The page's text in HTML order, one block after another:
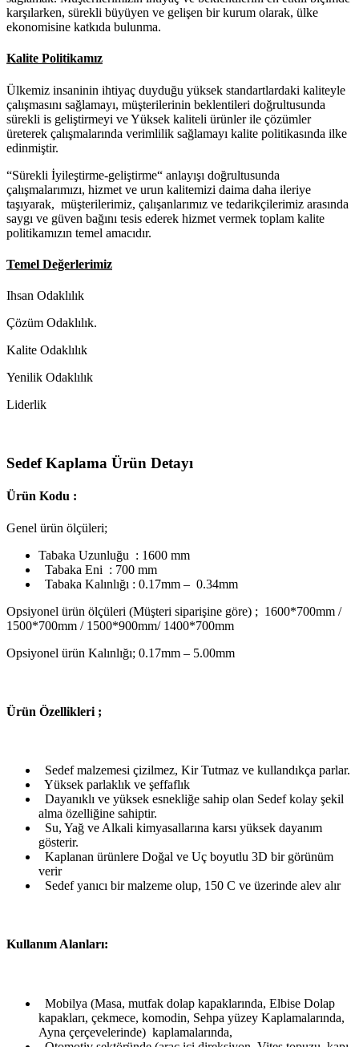
karşılarken, sürekli büyüyen ve gelişen bir kurum olarak, ülke
ekonomisine katkıda bulunma.
Kalite Politikamız
Ülkemiz insaninin ihtiyaç duyduğu yüksek standartlardaki kaliteyle
çalışmasını sağlamayı, müşterilerinin beklentileri doğrultusunda
sürekli is geliştirmeyi ve Yüksek kaliteli ürünler ile çözümler
üreterek çalışmalarında verimlilik sağlamayı kalite politikasında ilke
edinmiştir.
“Sürekli İyileştirme-geliştirme“ anlayışı doğrultusunda
çalışmalarımızı, hizmet ve urun kalitemizi daima daha ileriye
taşıyarak, müşterilerimiz, çalışanlarımız ve tedarikçilerimiz arasında
saygı ve güven bağını tesis ederek hizmet vermek toplam kalite
politikamızın temel amacıdır.
Temel Değerlerimiz
Ihsan Odaklılık
Çözüm Odaklılık.
Kalite Odaklılık
Yenilik Odaklılık
Liderlik
Sedef Kaplama Ürün Detayı
Ürün Kodu :
Genel ürün ölçüleri;
Tabaka Uzunluğu : 1600 mm
Tabaka Eni : 700 mm
Tabaka Kalınlığı : 0.17mm – 0.34mm
Opsiyonel ürün ölçüleri (Müşteri siparişine göre) ; 1600*700mm /
1500*700mm / 1500*900mm/ 1400*700mm
Opsiyonel ürün Kalınlığı; 0.17mm – 5.00mm
Ürün Özellikleri ;
Sedef malzemesi çizilmez, Kir Tutmaz ve kullandıkça parlar.
Yüksek parlaklık ve şeffaflık
Dayanıklı ve yüksek esnekliğe sahip olan Sedef kolay şekil
alma özelliğine sahiptir.
Su, Yağ ve Alkali kimyasallarına karsı yüksek dayanım
gösterir.
Kaplanan ürünlere Doğal ve Uç boyutlu 3D bir görünüm
verir
Sedef yanıcı bir malzeme olup, 150 C ve üzerinde alev alır
Kullanım Alanları:
Mobilya (Masa, mutfak dolap kapaklarında, Elbise Dolap
kapakları, çekmece, komodin, Sehpa yüzey Kaplamalarında,
Ayna çerçevelerinde) kaplamalarında,